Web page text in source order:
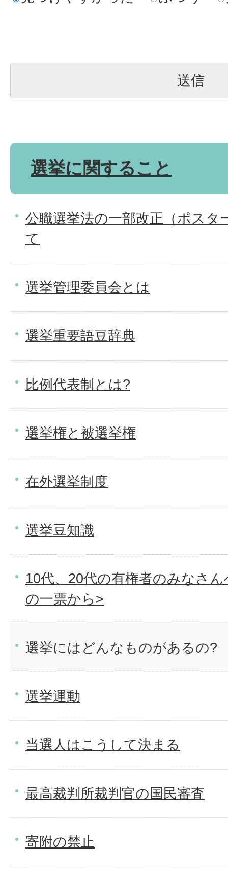
選挙に関すること
公職選挙法の一部改正（ポスタ
て
選挙管理委員会とは
選挙重要語豆辞典
比例代表制とは?
選挙権と被選挙権
在外選挙制度
選挙豆知識
10代、20代の有権者のみなさ
の一票から>
選挙にはどんなものがあるの?
選挙運動
当選人はこうして決まる
最高裁判所裁判官の国民審査
寄附の禁止